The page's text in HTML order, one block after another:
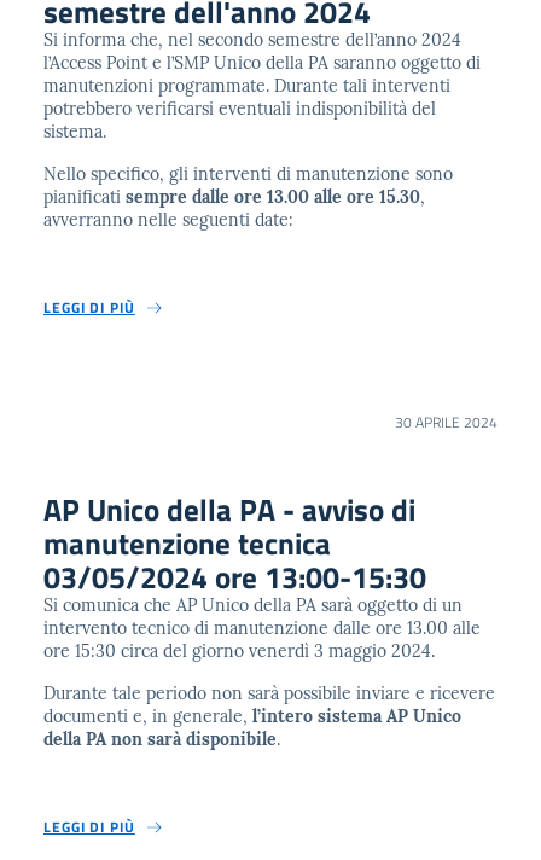
semestre dell'anno 2024
Si informa che, nel secondo semestre dell’anno 2024
l’Access Point e l’SMP Unico della PA saranno oggetto di
manutenzioni programmate. Durante tali interventi
potrebbero verificarsi eventuali indisponibilità del
sistema.
Nello specifico, gli interventi di manutenzione sono
pianificati sempre dalle ore 13.00 alle ore 15.30,
avverranno nelle seguenti date:
LEGGI DI PIÙ
30 APRILE 2024
AP Unico della PA - avviso di
manutenzione tecnica
03/05/2024 ore 13:00-15:30
Si comunica che AP Unico della PA sarà oggetto di un
intervento tecnico di manutenzione dalle ore 13.00 alle
ore 15:30 circa del giorno venerdì 3 maggio 2024.
Durante tale periodo non sarà possibile inviare e ricevere
documenti e, in generale, l’intero sistema AP Unico
della PA non sarà disponibile.
LEGGI DI PIÙ